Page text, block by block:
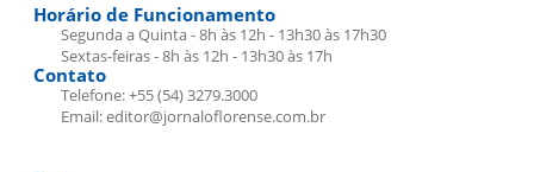
Horário de Funcionamento
Segunda a Quinta - 8h às 12h - 13h30 às 17h30
Sextas-feiras - 8h às 12h - 13h30 às 17h
Contato
Telefone: +55 (54) 3279.3000
Email: editor@jornaloflorense.com.br